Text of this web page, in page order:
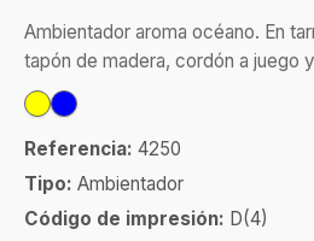
Ambientador aroma océano. En
tapón de madera, cordón a juego
Referencia: 4250
Tipo: Ambientador
Código de impresión: D(4)